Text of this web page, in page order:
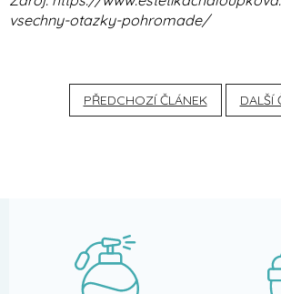
vsechny-otazky-pohromade/
PŘEDCHOZÍ ČLÁNEK DALŠÍ